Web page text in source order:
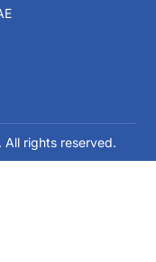
rights reserved.